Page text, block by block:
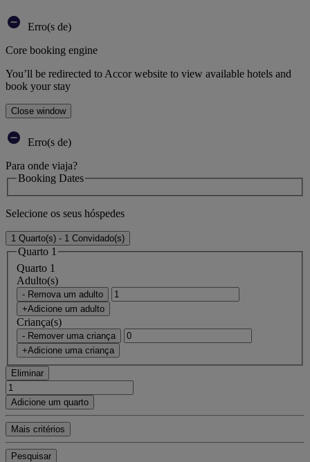
Erro(s de)
Core booking engine
You’ll be redirected to Accor website to view available hotels and
book your stay
Close window
Erro(s de)
Para onde viaja?
Booking Dates
Selecione os seus hóspedes
1 Quarto(s) - 1 Convidado(s)
Quarto 1
Quarto 1
Adulto(s)
- Remova um adulto
+Adicione um adulto
Criança(s)
- Remover uma criança
+Adicione uma criança
Eliminar
Adicione um quarto
Mais critérios
Pesquisar